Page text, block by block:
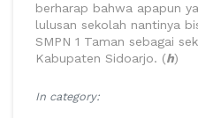
berharap bahwa apapun
lulusan sekolah nantinya
SMPN 1 Taman sebagai
Kabupaten Sidoarjo. (h)
In category: